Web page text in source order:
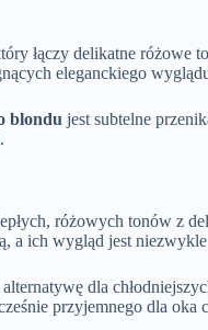
łączy delikatne różowe
eleganckiego
blondu jest subtelne
różowych tonów z
a ich wygląd jest
dla
przyjemnego dla oka